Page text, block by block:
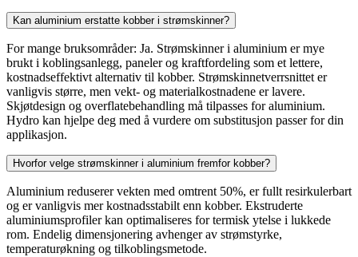
Kan aluminium erstatte kobber i strømskinner?
For mange bruksområder: Ja. Strømskinner i aluminium er mye
brukt i koblingsanlegg, paneler og kraftfordeling som et lettere,
kostnadseffektivt alternativ til kobber. Strømskinnetverrsnittet er
vanligvis større, men vekt- og materialkostnadene er lavere.
Skjøtdesign og overflatebehandling må tilpasses for aluminium.
Hydro kan hjelpe deg med å vurdere om substitusjon passer for din
applikasjon.
Hvorfor velge strømskinner i aluminium fremfor kobber?
Aluminium reduserer vekten med omtrent 50%, er fullt resirkulerbart
og er vanligvis mer kostnadsstabilt enn kobber. Ekstruderte
aluminiumsprofiler kan optimaliseres for termisk ytelse i lukkede
rom. Endelig dimensjonering avhenger av strømstyrke,
temperaturøkning og tilkoblingsmetode.